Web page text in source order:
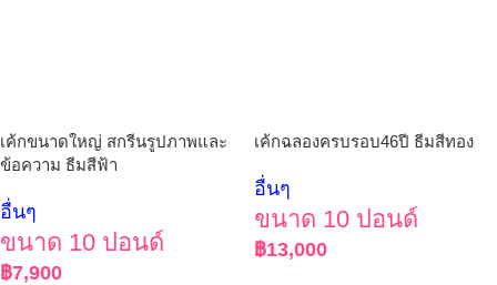
เค้กขนาดใหญ่ สกรีนรูปภาพและ
ข้อความ ธีมสีฟ้า
อื่นๆ
ขนาด 10 ปอนด์
฿7,900
เค้กฉลองครบรอบ46ปี ธีมสีทอง
อื่นๆ
ขนาด 10 ปอนด์
฿13,000